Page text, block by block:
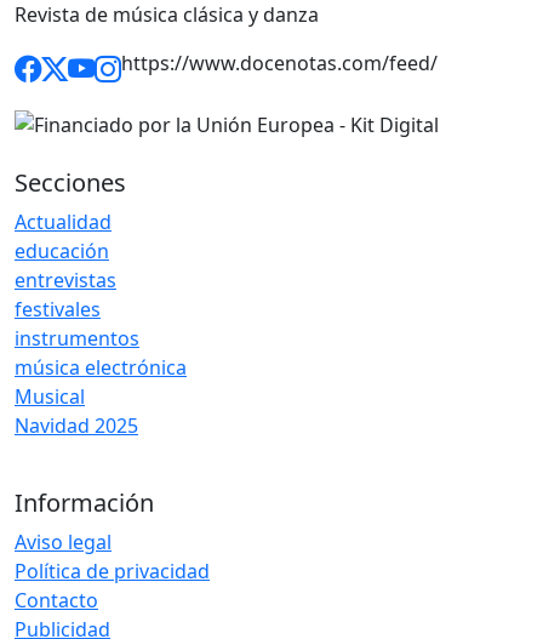
Revista de música clásica y danza
https://www.docenotas.com/feed/
Secciones
Actualidad
educación
entrevistas
festivales
instrumentos
música electrónica
Musical
Navidad 2025
Información
Aviso legal
Política de privacidad
Contacto
Publicidad